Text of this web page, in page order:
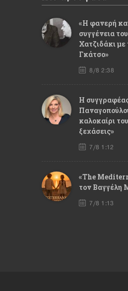
«Η φανερή
συγγένεια
Χατζιδάκι
Γκάτσο»
8/8 2:38
Η
καλοκαίρι
ξεχάσεις»
7/8 1:12
«The
τον Βαγγέλη
7/8 1:13